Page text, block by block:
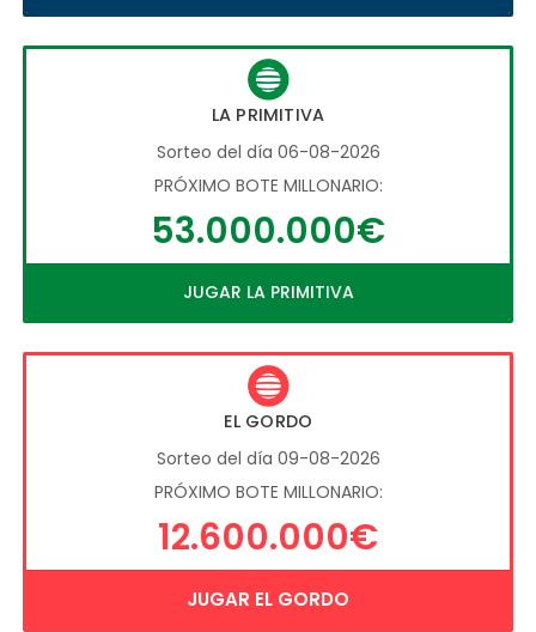
LA PRIMITIVA
Sorteo del día 06-08-2026
PRÓXIMO BOTE MILLONARIO:
53.000.000€
JUGAR LA PRIMITIVA
EL GORDO
Sorteo del día 09-08-2026
PRÓXIMO BOTE MILLONARIO:
12.600.000€
JUGAR EL GORDO